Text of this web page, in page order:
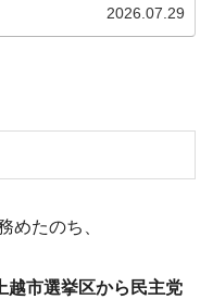
2026.07.29
めたのち、
越市選挙区から民主党